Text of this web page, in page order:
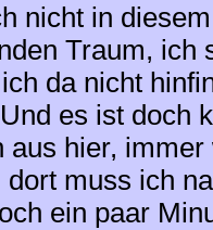
nicht in
Traum, ich
da nicht
es ist doch
aus hier,
dort muss ich
ein paar